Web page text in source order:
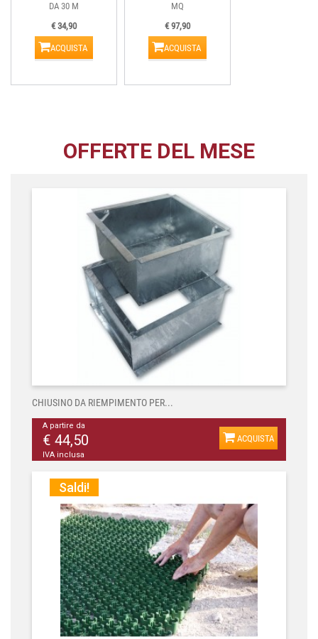
DA 30 M
€ 34,90
ACQUISTA
MQ
€ 97,90
ACQUISTA
OFFERTE DEL MESE
CHIUSINO DA RIEMPIMENTO PER...
A partire da
€ 44,50
IVA inclusa
ACQUISTA
Saldi!